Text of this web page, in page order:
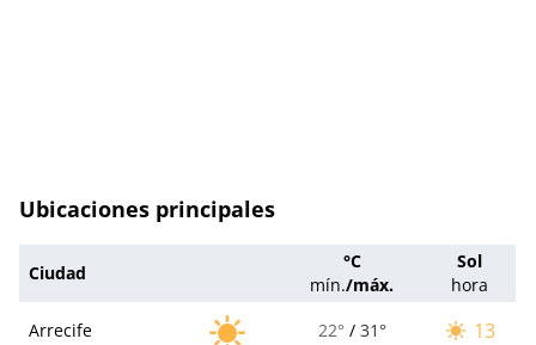
Ubicaciones principales
Ciudad
°C
mín./máx.
Sol
hora
Arrecife
22° / 31° 13